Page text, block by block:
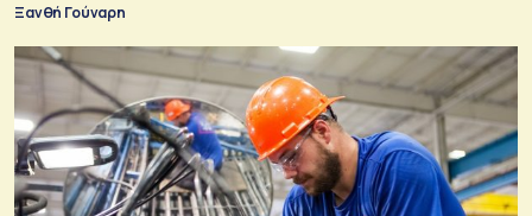
Ξανθή Γούναρη